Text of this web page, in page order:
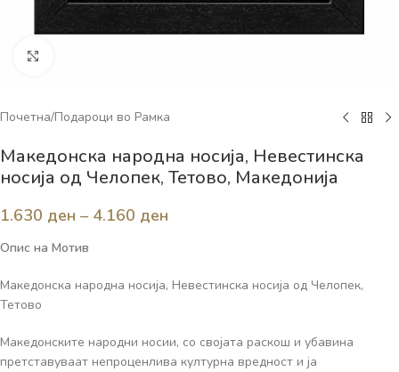
Почетна/Подароци во Рамка
Македонска народна носија, Невестинска
носија од Челопек, Тетово, Македонија
1.630 ден – 4.160 ден
Опис на Мотив
Македонска народна носија, Невестинска носија од Челопек,
Тетово
Македонските народни носии, со својата раскош и убавина
претставуваат непроценлива културна вредност и ја